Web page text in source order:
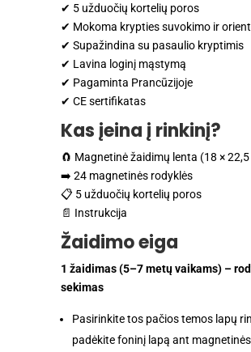
✔ 5 užduočių kortelių poros
✔ Mokoma krypties suvokimo ir
✔ Supažindina su pasaulio kryptimis
✔ Lavina loginį mąstymą
✔ Pagaminta Prancūzijoje
✔ CE sertifikatas
Kas įeina į rinkinį?
🧲 Magnetinė žaidimų lenta (18 ×
➡️ 24 magnetinės rodyklės
📋 5 užduočių kortelių poros
📄 Instrukcija
Žaidimo eiga
1 žaidimas (5–7 metų vaikams) –
sekimas
Pasirinkite tos pačios temos lapų
padėkite foninį lapą ant